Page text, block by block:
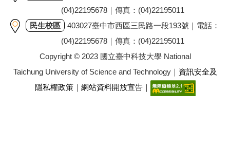
(04)22195678｜傳真：(04)22195011
民生校區
403027臺中市西區三民路一段193號｜電話：
(04)22195678｜傳真：(04)22195011
Copyright © 2023 國立臺中科技大學 National
Taichung University of Science and Technology｜ 資訊安全及
隱私權政策｜ 網站資料開放宣告｜